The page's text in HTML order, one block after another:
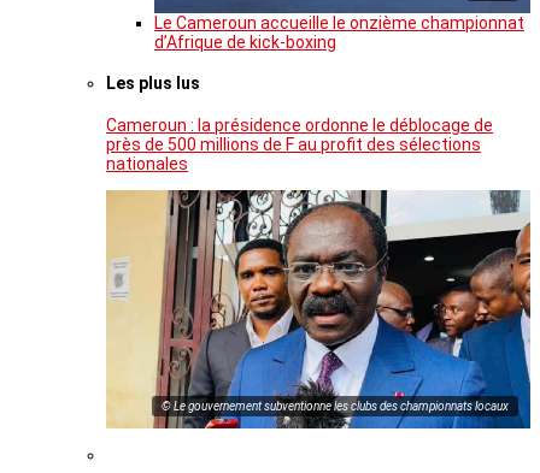
Le Cameroun accueille le onzième championnat
d’Afrique de kick-boxing
Les plus lus
Cameroun : la présidence ordonne le déblocage de
près de 500 millions de F au profit des sélections
nationales
© Le gouvernement subventionne les clubs des championnats locaux